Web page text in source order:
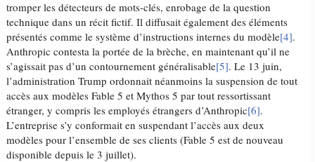
tromper les détecteurs de mots-clés, enrobage de la question
technique dans un récit fictif. Il diffusait également des éléments
présentés comme le système d’instructions internes du modèle[4].
Anthropic contesta la portée de la brèche, en maintenant qu’il ne
s’agissait pas d’un contournement généralisable[5]. Le 13 juin,
l’administration Trump ordonnait néanmoins la suspension de tout
accès aux modèles Fable 5 et Mythos 5 par tout ressortissant
étranger, y compris les employés étrangers d’Anthropic[6].
L’entreprise s’y conformait en suspendant l’accès aux deux
modèles pour l’ensemble de ses clients (Fable 5 est de nouveau
disponible depuis le 3 juillet).